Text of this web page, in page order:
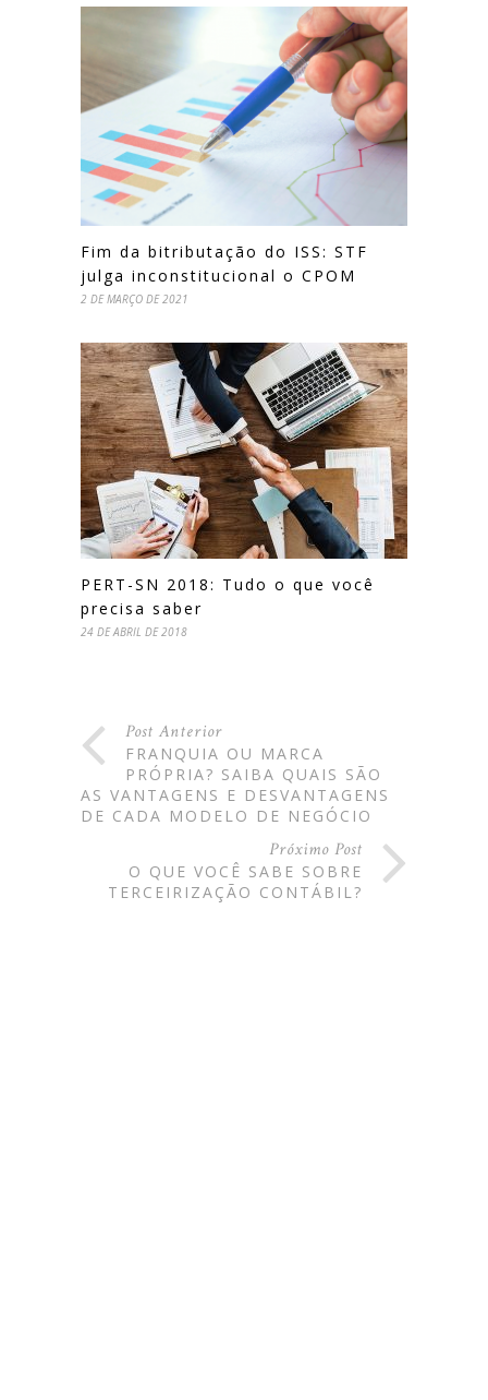
Fim da bitributação do ISS: STF
julga inconstitucional o CPOM
2 DE MARÇO DE 2021
PERT-SN 2018: Tudo o que você
precisa saber
24 DE ABRIL DE 2018
Post Anterior
FRANQUIA OU MARCA
PRÓPRIA? SAIBA QUAIS SÃO
AS VANTAGENS E DESVANTAGENS
DE CADA MODELO DE NEGÓCIO
Próximo Post
O QUE VOCÊ SABE SOBRE
TERCEIRIZAÇÃO CONTÁBIL?